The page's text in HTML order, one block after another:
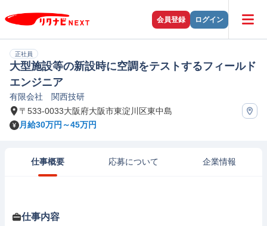
会員登録 ログイン
正社員
大型施設等の新設時に空調をテストするフィールド
エンジニア
有限会社 関西技研
〒533-0033大阪府大阪市東淀川区東中島
月給30万円～45万円
仕事概要 応募について 企業情報
仕事内容